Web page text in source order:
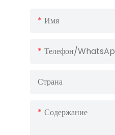
Имя
Телефон/
Страна
Содержание